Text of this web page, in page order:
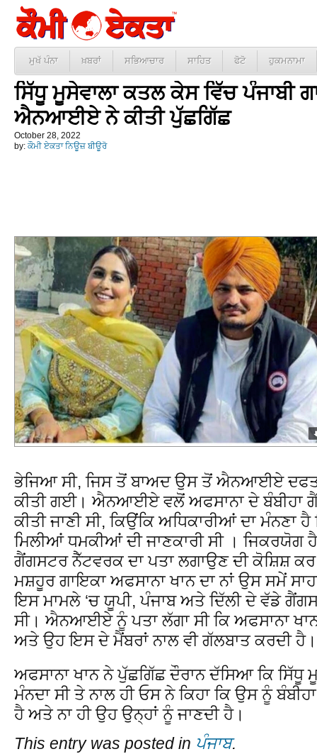
ਮੁਖੱ ਪੰਨਾ ਖ਼ਬਰਾਂ ਸਭਿਆਚਾਰ ਸਾਹਿਤ ਫੋਟੋ ਹੁਕਮਨਾਮਾ
ਸਿੱਧੂ ਮੂਸੇਵਾਲਾ ਕਤਲ ਕੇਸ ਵਿੱਚ ਪੰਜਾਬੀ
ਐਨਆਈਏ ਨੇ ਕੀਤੀ ਪੁੱਛਗਿੱਛ
October 28, 2022
by: ਕੌਮੀ ਏਕਤਾ ਨਿਊਜ਼ ਬੀਊਰੋ
ਭੇਜਿਆ ਸੀ, ਜਿਸ ਤੋਂ ਬਾਅਦ ਉਸ ਤੋਂ ਐਨਆਈਏ
ਕੀਤੀ ਗਈ। ਐਨਆਈਏ ਵਲੋਂ ਅਫਸਾਨਾ ਦੇ ਬੰਬੀਹਾ
ਕੀਤੀ ਜਾਣੀ ਸੀ, ਕਿਉਂਕਿ ਅਧਿਕਾਰੀਆਂ ਦਾ ਮੰਨਣਾ
ਮਿਲੀਆਂ ਧਮਕੀਆਂ ਦੀ ਜਾਣਕਾਰੀ ਸੀ ।
ਗੈਂਗਸਟਰ ਨੈੱਟਵਰਕ ਦਾ ਪਤਾ ਲਗਾਉਣ ਦੀ ਕੋਸ਼ਿਸ਼
ਮਸ਼ਹੂਰ ਗਾਇਕਾ ਅਫਸਾਨਾ ਖਾਨ ਦਾ ਨਾਂ ਉਸ
ਇਸ ਮਾਮਲੇ ‘ਚ ਯੂਪੀ, ਪੰਜਾਬ ਅਤੇ ਦਿੱਲੀ ਦੇ ਵੱਡੇ
ਸੀ। ਐਨਆਈਏ ਨੂੰ ਪਤਾ ਲੱਗਾ ਸੀ ਕਿ ਅਫਸਾਨਾ
ਅਤੇ ਉਹ ਇਸ ਦੇ ਮੈਂਬਰਾਂ ਨਾਲ ਵੀ ਗੱਲਬਾਤ ਕਰਦੀ ਹੈ।
ਅਫਸਾਨਾ ਖਾਨ ਨੇ ਪੁੱਛਗਿੱਛ ਦੌਰਾਨ ਦੱਸਿਆ ਕਿ
ਮੰਨਦਾ ਸੀ ਤੇ ਨਾਲ ਹੀ ਓਸ ਨੇ ਕਿਹਾ ਕਿ ਉਸ ਨੂੰ
ਹੈ ਅਤੇ ਨਾ ਹੀ ਉਹ ਉਨ੍ਹਾਂ ਨੂੰ ਜਾਣਦੀ ਹੈ।
This entry was posted in ਪੰਜਾਬ.